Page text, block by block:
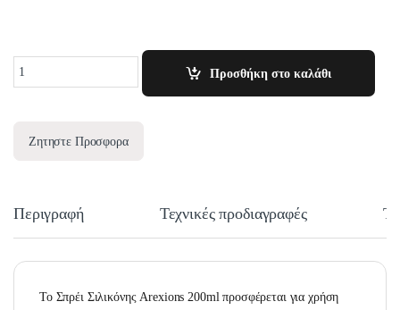
Προσθήκη στο καλάθι
Ζητηστε Προσφορα
Περιγραφή Τεχνικές προδιαγραφές
Το Σπρέι Σιλικόνης Arexions 200ml προσφέρεται για χρήση